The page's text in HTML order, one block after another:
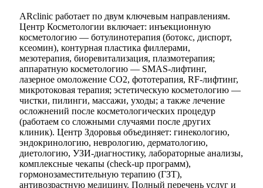
ARclinic работает по двум ключевым направлениям.
Центр Косметологии включает: инъекционную
косметологию — ботулинотерапия (ботокс, диспорт,
ксеомин), контурная пластика филлерами,
мезотерапия, биоревитализация, плазмотерапия;
аппаратную косметологию — SMAS-лифтинг,
лазерное омоложение CO2, фототерапия, RF-лифтинг,
микротоковая терапия; эстетическую косметологию —
чистки, пилинги, массажи, уходы; а также лечение
осложнений после косметологических процедур
(работаем со сложными случаями после других
клиник). Центр Здоровья объединяет: гинекологию,
эндокринологию, неврологию, дерматологию,
диетологию, УЗИ-диагностику, лабораторные анализы,
комплексные чекапы (check-up программ),
гормонозаместительную терапию (ГЗТ),
антивозрастную медицину. Полный перечень услуг и